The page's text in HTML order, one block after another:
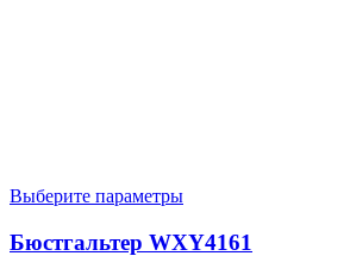
Выберите параметры
Бюстгальтер WXY4161